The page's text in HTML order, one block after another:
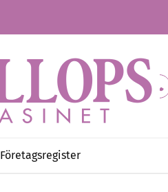
Företagsregister